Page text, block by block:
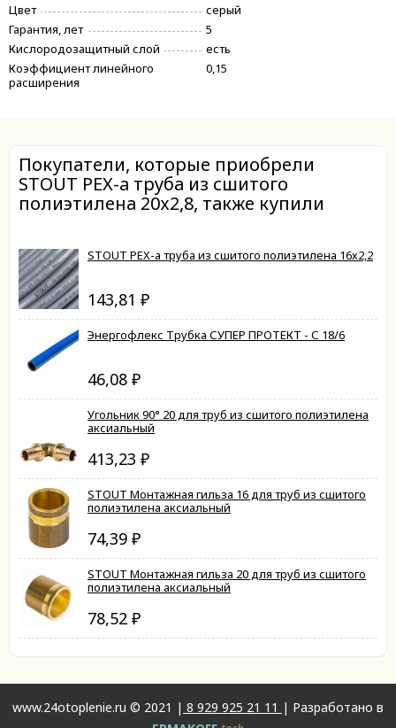
Цвет
серый
Гарантия, лет
5
Кислородозащитный слой
есть
Коэффициент линейного
расширения
0,15
Покупатели, которые приобрели
STOUT PEX-a труба из сшитого
полиэтилена 20х2,8, также купили
STOUT PEX-a труба из сшитого полиэтилена 16х2,2
143,81 ₽
Энергофлекс Трубка СУПЕР ПРОТЕКТ - С 18/6
46,08 ₽
Угольник 90° 20 для труб из сшитого полиэтилена
аксиальный
413,23 ₽
STOUT Монтажная гильза 16 для труб из сшитого
полиэтилена аксиальный
74,39 ₽
STOUT Монтажная гильза 20 для труб из сшитого
полиэтилена аксиальный
78,52 ₽
www.24otoplenie.ru © 2021 | 8 929 925 21 11 | Разработано в